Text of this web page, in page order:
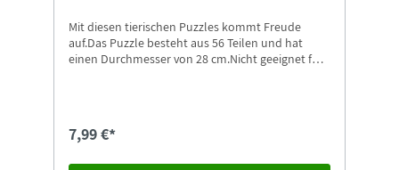
Mit diesen tierischen Puzzles kommt Freude
auf.Das Puzzle besteht aus 56 Teilen und hat
einen Durchmesser von 28 cm.Nicht geeignet für
7,99 €*